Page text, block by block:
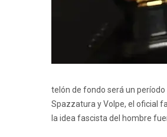
telón de fondo será un
Spazzatura y Volpe, el oficial
la idea fascista del hombre